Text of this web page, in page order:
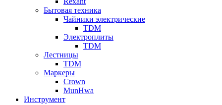
Бытовая техника
Чайники электрические
TDM
Электроплиты
TDM
Лестницы
TDM
Маркеры
Crown
MunHwa
Инструмент